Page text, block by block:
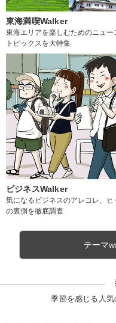
東海満喫Walker
東海エリアを楽しむためのニュー
トピックスを大特集
ビジネスWalker
気になるビジネスのアレコレ、ヒ
の裏側を徹底調査
テーマ
季節を感じる人